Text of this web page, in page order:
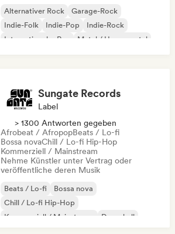
Alternativer Rock
Garage-Rock
Indie-Folk
Indie-Pop
Indie-Rock
Internationaler Rap
Metal / Heavy metal
Sungate Records
Label
> 1300 Antworten gegeben
Afrobeat / AfropopBeats / Lo-fi
Bossa novaChill / Lo-fi Hip-Hop
Kommerziell / Mainstream
Nehme Künstler unter Vertrag oder
veröffentliche deren Musik
Beats / Lo-fi
Bossa nova
Chill / Lo-fi Hip-Hop
Kommerziell / Mainstream
Dancehall